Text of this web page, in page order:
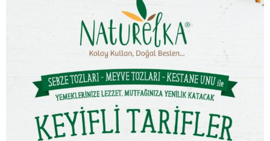
Gezi ve Kültür Yazılarım
Destek Olduğum Projeler
Yürüttüğüm Projeler